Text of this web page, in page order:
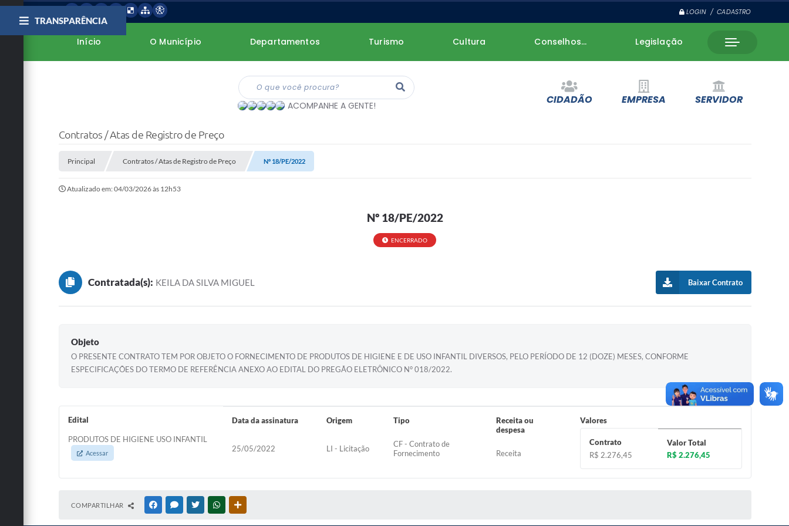
LOGIN / CADASTRO
Início O Município Departamentos Turismo Cultura Conselhos... Legislação
ACOMPANHE A GENTE! CIDADÃO EMPRESA SERVIDOR
TRANSPARÊNCIA
Contratos / Atas de Registro de Preço
Principal Contratos / Atas de Registro de Preço Nº 18/PE/2022
Atualizado em: 04/03/2026 às 12h53
Nº 18/PE/2022
ENCERRADO
Contratada(s): KEILA DA SILVA MIGUEL Baixar Contrato
Objeto
O PRESENTE CONTRATO TEM POR OBJETO O FORNECIMENTO DE PRODUTOS DE HIGIENE E DE USO INFANTIL DIVERSOS, PELO PERÍODO DE 12 (DOZE) MESES, CONFORME
ESPECIFICAÇÕES DO TERMO DE REFERÊNCIA ANEXO AO EDITAL DO PREGÃO ELETRÔNICO N° 018/2022.
Edital
PRODUTOS DE HIGIENE USO INFANTIL
Acessar
Data da assinatura
25/05/2022
Origem
LI - Licitação
Tipo
CF - Contrato de
Fornecimento
Receita ou
despesa
Receita
Valores
Contrato
R$ 2.276,45
Valor Total
R$ 2.276,45
COMPARTILHAR FACEBOOKMESSENGER
TWITTERWHATSAPP